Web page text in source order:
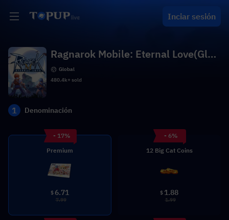
Inciar sesión
Ragnarok Mobile: Eternal Love(Glob
al)Global
480.4k+ sold
1 Denominación
- 17%
Premium
$ 6.71
7.99
- 6%
12 Big Cat Coins
$ 1.88
1.99